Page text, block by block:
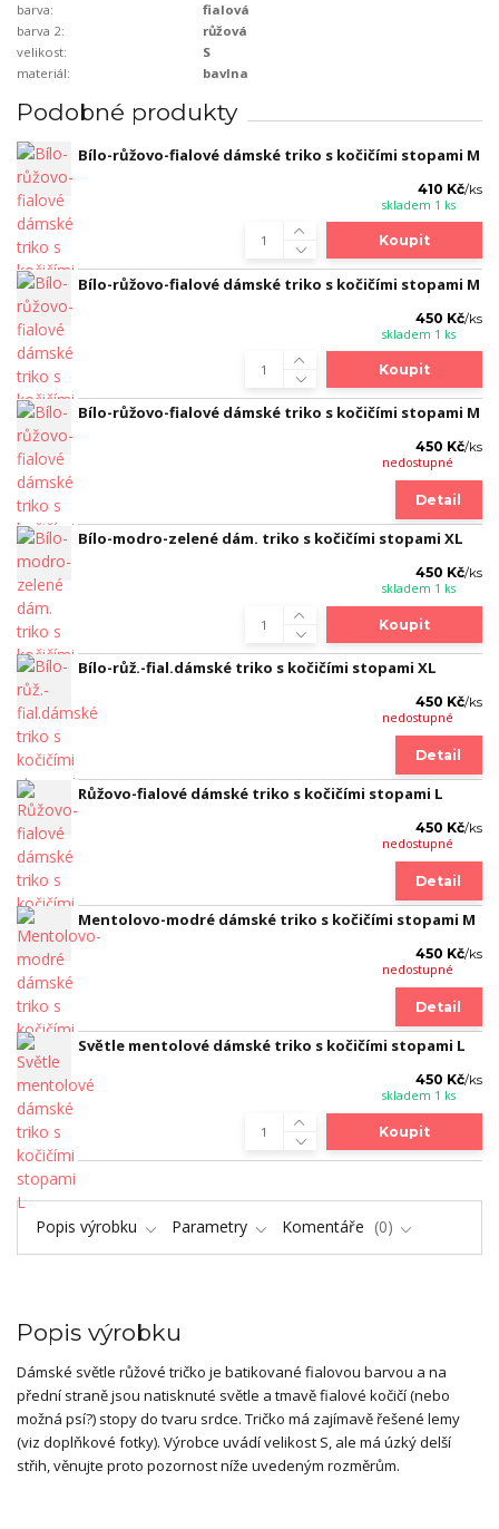
barva:
fialová
barva 2:
růžová
velikost:
S
materiál:
bavlna
Podobné produkty
Bílo-růžovo-fialové dámské triko s kočičími stopami M
410 Kč/ks
skladem 1 ks
Koupit
Bílo-růžovo-fialové dámské triko s kočičími stopami M
450 Kč/ks
skladem 1 ks
Koupit
Bílo-růžovo-fialové dámské triko s kočičími stopami M
450 Kč/ks
nedostupné
Detail
Bílo-modro-zelené dám. triko s kočičími stopami XL
450 Kč/ks
skladem 1 ks
Koupit
Bílo-růž.-fial.dámské triko s kočičími stopami XL
450 Kč/ks
nedostupné
Detail
Růžovo-fialové dámské triko s kočičími stopami L
450 Kč/ks
nedostupné
Detail
Mentolovo-modré dámské triko s kočičími stopami M
450 Kč/ks
nedostupné
Detail
Světle mentolové dámské triko s kočičími stopami L
450 Kč/ks
skladem 1 ks
Koupit
Popis výrobku Parametry Komentáře 0
Popis výrobku
Dámské světle růžové tričko je batikované fialovou barvou a na
přední straně jsou natisknuté světle a tmavě fialové kočičí (nebo
možná psí?) stopy do tvaru srdce. Tričko má zajímavě řešené lemy
(viz doplňkové fotky). Výrobce uvádí velikost S, ale má úzký delší
střih, věnujte proto pozornost níže uvedeným rozměrům.